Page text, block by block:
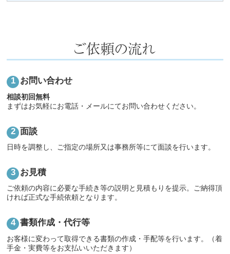
お問い合わせ
相談初回無料
まずはお気軽にお電話・メールにてお問い合わせください。
面談
日時を調整し、ご指定の場所又は事務所等にて面談を行います。
お見積
ご依頼の内容に必要な手続き等の説明と見積もりを提示。ご納得頂
ければ正式な手続依頼となります。
書類作成・代行等
お客様に変わって取得できる書類の作成・手配等を行います。（着
手金・実費等をお支払いいただきます）